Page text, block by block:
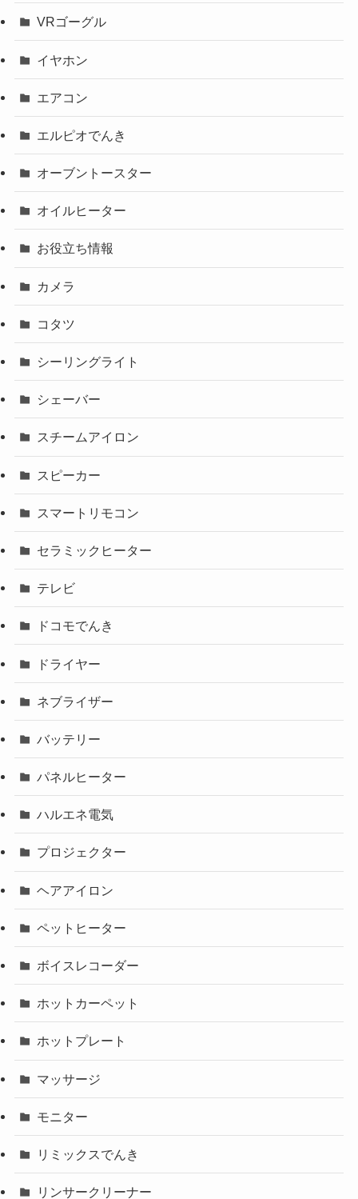
VRゴーグル
イヤホン
エアコン
エルピオでんき
オーブントースター
オイルヒーター
お役立ち情報
カメラ
コタツ
シーリングライト
シェーバー
スチームアイロン
スピーカー
スマートリモコン
セラミックヒーター
テレビ
ドコモでんき
ドライヤー
ネブライザー
バッテリー
パネルヒーター
ハルエネ電気
プロジェクター
ヘアアイロン
ペットヒーター
ボイスレコーダー
ホットカーペット
ホットプレート
マッサージ
モニター
リミックスでんき
リンサークリーナー